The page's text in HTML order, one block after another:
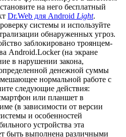
на него бесплатный
Dr.Web для Android Light.
системы и используйте
обнаруженных угроз.
заблокировано троянцем-
Android.Locker (на экране
в нарушении закона,
денежной суммы
нормальной работе с
следующие действия:
или планшет в
(в зависимости от версии
и особенностей
устройства эта
быть выполнена различными